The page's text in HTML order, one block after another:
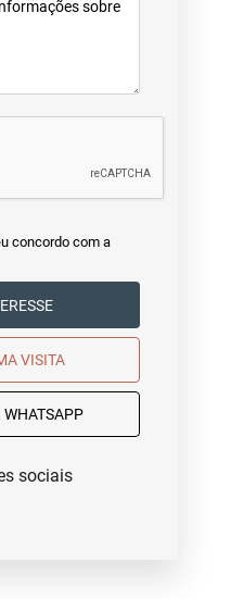
concordo com a
INTERESSE
UMA VISITA
sociais